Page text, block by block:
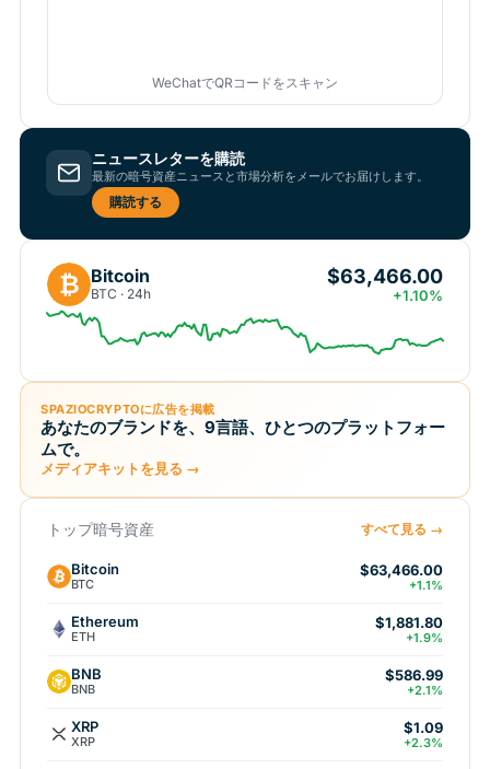
WeChatでQRコードをスキャン
ニュースレターを購読
最新の暗号資産ニュースと市場分析をメールでお届けします。
購読する
₿ Bitcoin
BTC · 24h
$63,466.00
+1.10%
SPAZIOCRYPTOに広告を掲載
あなたのブランドを、9言語、ひとつのプラットフォー
ムで。
メディアキットを見る →
トップ暗号資産 すべて見る →
Bitcoin
BTC
$63,466.00
+1.1%
Ethereum
ETH
$1,881.80
+1.9%
BNB
BNB
$586.99
+2.1%
XRP
XRP
$1.09
+2.3%